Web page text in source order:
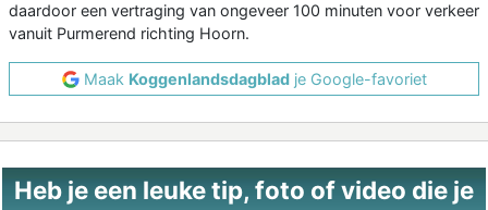
daardoor een vertraging van ongeveer 100 minuten voor verkeer
vanuit Purmerend richting Hoorn.
Maak Koggenlandsdagbladje Google-favoriet
Heb je een leuke tip, foto of video die je